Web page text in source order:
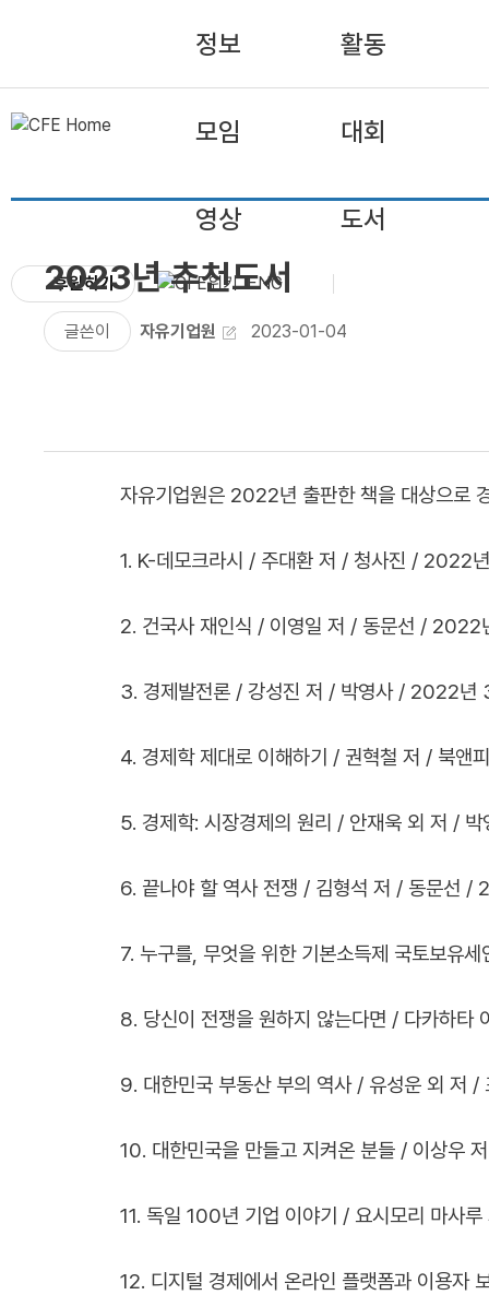
정보 활동
모임 대회
영상 도서
후원하기 ENG
2023년 추천도서
글쓴이 자유기업원 2023-01-04
자유기업원은 2022년 출판한 책을 대상으로
1. K-데모크라시 / 주대환 저 / 청사진 /
2. 건국사 재인식 / 이영일 저 / 동문선 /
3. 경제발전론 / 강성진 저 / 박영사 / 2022
4. 경제학 제대로 이해하기 / 권혁철 저 / 북
5. 경제학: 시장경제의 원리 / 안재욱 외 저
6. 끝나야 할 역사 전쟁 / 김형석 저 / 동문
7. 누구를, 무엇을 위한 기본소득제 국토보
8. 당신이 전쟁을 원하지 않는다면 / 다카하
9. 대한민국 부동산 부의 역사 / 유성운 외
10. 대한민국을 만들고 지켜온 분들 / 이상
11. 독일 100년 기업 이야기 / 요시모리 마
12. 디지털 경제에서 온라인 플랫폼과 이용